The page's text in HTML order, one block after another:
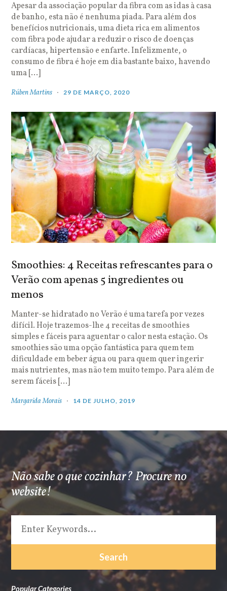
Apesar da associação popular da fibra com as idas à casa
de banho, esta não é nenhuma piada. Para além dos
benefícios nutricionais, uma dieta rica em alimentos
com fibra pode ajudar a reduzir o risco de doenças
cardíacas, hipertensão e enfarte. Infelizmente, o
consumo de fibra é hoje em dia bastante baixo, havendo
uma […]
Rúben Martins 29 DE MARÇO, 2020
Smoothies: 4 Receitas refrescantes para o
Verão com apenas 5 ingredientes ou
menos
Manter-se hidratado no Verão é uma tarefa por vezes
difícil. Hoje trazemos-lhe 4 receitas de smoothies
simples e fáceis para aguentar o calor nesta estação. Os
smoothies são uma opção fantástica para quem tem
dificuldade em beber água ou para quem quer ingerir
mais nutrientes, mas não tem muito tempo. Para além de
serem fáceis […]
Margarida Morais 14 DE JULHO, 2019
Não sabe o que cozinhar? Procure no
website!
Popular Categories